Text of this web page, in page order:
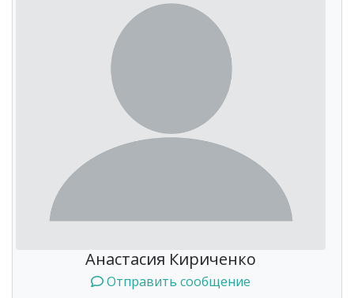
Анастасия Кириченко
Отправить сообщение